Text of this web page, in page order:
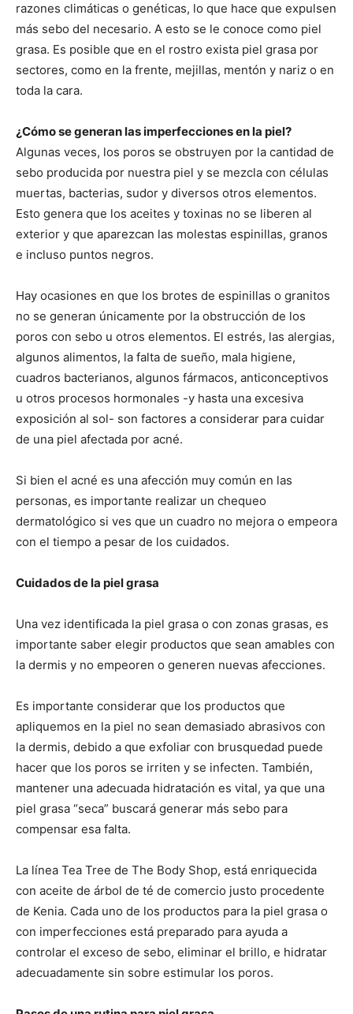
razones climáticas o genéticas, lo que hace que expulsen
más sebo del necesario. A esto se le conoce como piel
grasa. Es posible que en el rostro exista piel grasa por
sectores, como en la frente, mejillas, mentón y nariz o en
toda la cara.
¿Cómo se generan las imperfecciones en la piel?
Algunas veces, los poros se obstruyen por la cantidad de
sebo producida por nuestra piel y se mezcla con células
muertas, bacterias, sudor y diversos otros elementos.
Esto genera que los aceites y toxinas no se liberen al
exterior y que aparezcan las molestas espinillas, granos
e incluso puntos negros.
Hay ocasiones en que los brotes de espinillas o granitos
no se generan únicamente por la obstrucción de los
poros con sebo u otros elementos. El estrés, las alergias,
algunos alimentos, la falta de sueño, mala higiene,
cuadros bacterianos, algunos fármacos, anticonceptivos
u otros procesos hormonales -y hasta una excesiva
exposición al sol- son factores a considerar para cuidar
de una piel afectada por acné.
Si bien el acné es una afección muy común en las
personas, es importante realizar un chequeo
dermatológico si ves que un cuadro no mejora o empeora
con el tiempo a pesar de los cuidados.
Cuidados de la piel grasa
Una vez identificada la piel grasa o con zonas grasas, es
importante saber elegir productos que sean amables con
la dermis y no empeoren o generen nuevas afecciones.
Es importante considerar que los productos que
apliquemos en la piel no sean demasiado abrasivos con
la dermis, debido a que exfoliar con brusquedad puede
hacer que los poros se irriten y se infecten. También,
mantener una adecuada hidratación es vital, ya que una
piel grasa “seca” buscará generar más sebo para
compensar esa falta.
La línea Tea Tree de The Body Shop, está enriquecida
con aceite de árbol de té de comercio justo procedente
de Kenia. Cada uno de los productos para la piel grasa o
con imperfecciones está preparado para ayuda a
controlar el exceso de sebo, eliminar el brillo, e hidratar
adecuadamente sin sobre estimular los poros.